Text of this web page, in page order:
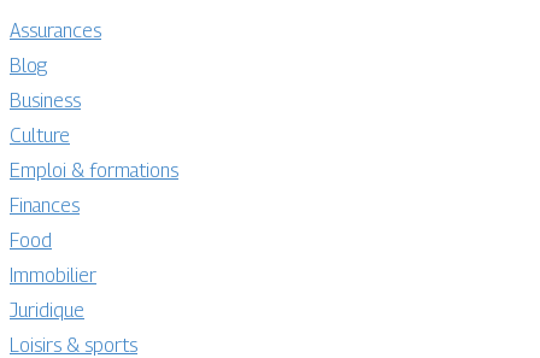
Assurances
Blog
Business
Culture
Emploi & formations
Finances
Food
Immobilier
Juridique
Loisirs & sports